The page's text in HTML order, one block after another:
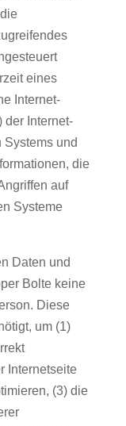
eines
Internet-
der Internet-
und
die
auf
Systeme
Daten und
Bolte keine
Diese
um (1)
Internetseite
(3) die